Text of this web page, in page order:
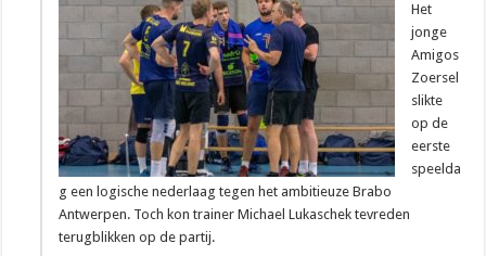
Het
jonge
Amigos
Zoersel
slikte
op de
eerste
speelda
g een logische nederlaag tegen het ambitieuze Brabo
Antwerpen. Toch kon trainer Michael Lukaschek tevreden
terugblikken op de partij.